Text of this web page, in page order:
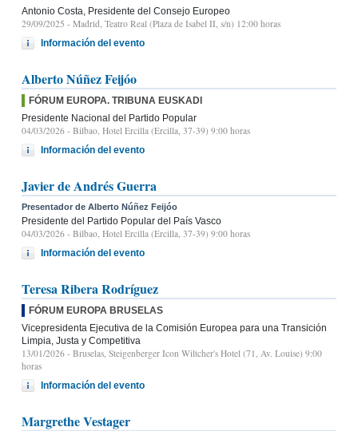
Antonio Costa, Presidente del Consejo Europeo
29/09/2025 - Madrid, Teatro Real (Plaza de Isabel II, s/n) 12:00 horas
Información del evento
Alberto Núñez Feijóo
FÓRUM EUROPA. TRIBUNA EUSKADI
Presidente Nacional del Partido Popular
04/03/2026 - Bilbao, Hotel Ercilla (Ercilla, 37-39) 9:00 horas
Información del evento
Javier de Andrés Guerra
Presentador de Alberto Núñez Feijóo
Presidente del Partido Popular del País Vasco
04/03/2026 - Bilbao, Hotel Ercilla (Ercilla, 37-39) 9:00 horas
Información del evento
Teresa Ribera Rodríguez
FÓRUM EUROPA BRUSELAS
Vicepresidenta Ejecutiva de la Comisión Europea para una Transición
Limpia, Justa y Competitiva
13/01/2026 - Bruselas, Steigenberger Icon Wiltcher's Hotel (71, Av. Louise) 9:00
horas
Información del evento
Margrethe Vestager